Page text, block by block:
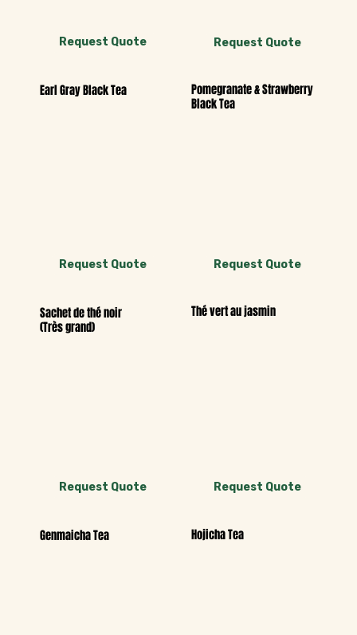
Request Quote
Earl Gray Black Tea
Pomegranate & Strawberry
Black Tea
Request Quote
Request Quote
Sachet de thé noir
(Très grand)
Thé vert au jasmin
Request Quote
Request Quote
Genmaicha Tea Hojicha Tea
Request Quote